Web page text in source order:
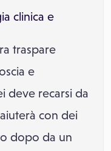
clinica e
traspare
e
deve recarsi da
con dei
dopo da un